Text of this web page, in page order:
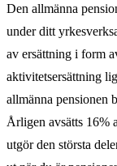
Den allmänna
under ditt
av ersättning i form
aktivitetsersättning
allmänna pensionen
Årligen avsätts 16%
utgör den största